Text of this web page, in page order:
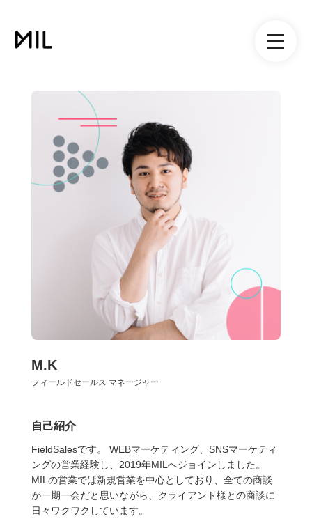
M.K
フィールドセールス マネージャー
自己紹介
FieldSalesです。 WEBマーケティング、SNSマーケティ
ングの営業経験し、2019年MILへジョインしました。
MILの営業では新規営業を中心としており、全ての商談
が一期一会だと思いながら、クライアント様との商談に
日々ワクワクしています。